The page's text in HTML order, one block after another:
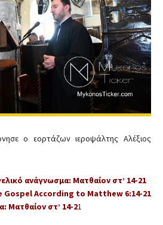
ο εορτάζων ιεροψάλτης Αλέξιος
ανάγνωσμα: Ματθαίον στ’ 14-21
Gospel According to Matthew 6:14-21
Ματθαίον στ’ 14-21